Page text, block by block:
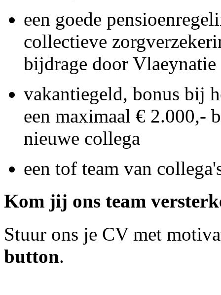
een goede
collectieve
bijdrage door Vlaeynatie
vakantiegeld, bonus bij
een maximaal € 2.000,-
nieuwe collega
een tof team van
Kom jij ons team
Stuur ons je CV met
button.